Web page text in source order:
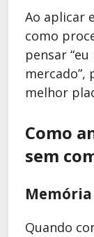
Ao aplicar
como
pensar
mercado”,
melhor
Como
sem
Memória
Quando